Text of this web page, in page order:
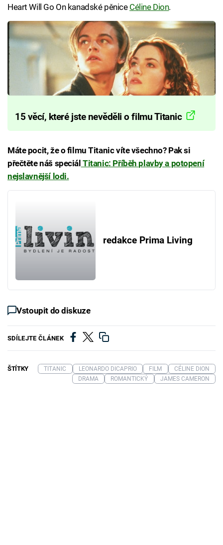
Heart Will Go On kanadské pěnice Céline Dion.
15 věcí, které jste nevěděli o filmu Titanic
Máte pocit, že o filmu Titanic víte všechno? Pak si
přečtěte náš speciál Titanic: Příběh plavby a potopení
nejslavnější lodi.
redakce Prima Living
Vstoupit do diskuze
SDÍLEJTE ČLÁNEK
ŠTÍTKY TITANIC LEONARDO DICAPRIO FILM
CÉLINE DION
DRAMA
ROMANTICKÝ JAMES CAMERON